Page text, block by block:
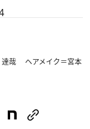
哉 ヘアメイク＝宮本